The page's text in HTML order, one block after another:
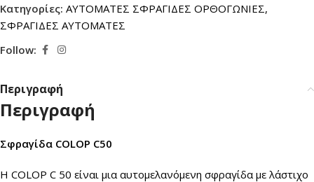
Κατηγορίες: ΑΥΤΟΜΑΤΕΣ ΣΦΡΑΓΙΔΕΣ ΟΡΘΟΓΩΝΙΕΣ,
ΣΦΡΑΓΙΔΕΣ ΑΥΤΟΜΑΤΕΣ
Follow:
Περιγραφή
Περιγραφή
Σφραγίδα COLOP C50
Η COLOP C 50 είναι μια αυτομελανόμενη σφραγίδα με λάστιχο